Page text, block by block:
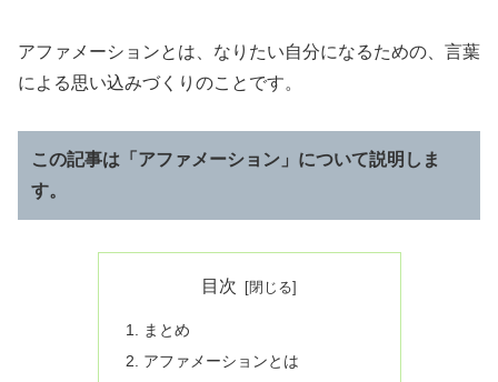
アファメーションとは、なりたい自分になるための、言葉
による思い込みづくりのことです。
この記事は「アファメーション」について説明しま
す。
目次
まとめ
アファメーションとは